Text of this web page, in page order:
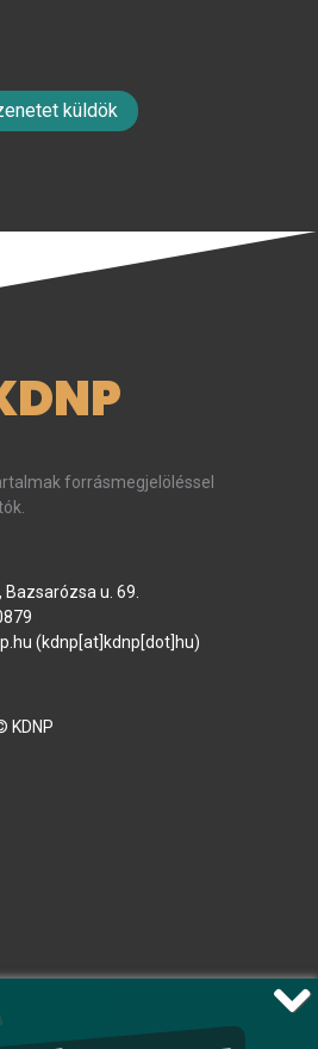
küldök
forrásmegjelöléssel
u. 69.
hu (kdnp[at]kdnp[dot]hu)
KDNP